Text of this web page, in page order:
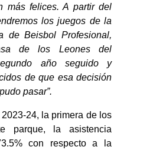
más felices. A partir del
los juegos de la
de Beisbol Profesional,
de los Leones del
año seguido y
de que esa decisión
pasar”.
24, la primera de los
parque, la asistencia
con respecto a la